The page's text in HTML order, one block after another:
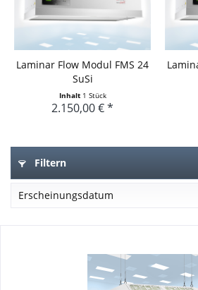
Laminar Flow Modul FMS 24
SuSi
Inhalt 1 Stück
2.150,00 € *
Filtern